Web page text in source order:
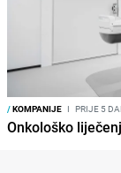
/KOMPANIJE I PRIJE 5
Onkološko